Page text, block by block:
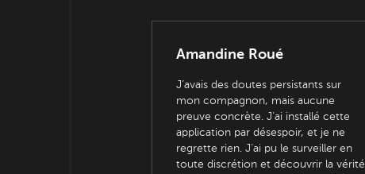
Amandine Roué
J’avais des doutes persistants sur
mon compagnon, mais aucune
preuve concrète. J’ai installé cette
application par désespoir, et je ne
regrette rien. J’ai pu le surveiller en
toute discrétion et découvrir la vérité